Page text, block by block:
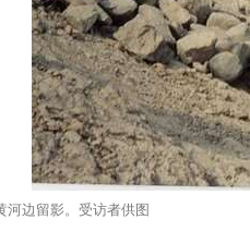
河边留影。受访者供图